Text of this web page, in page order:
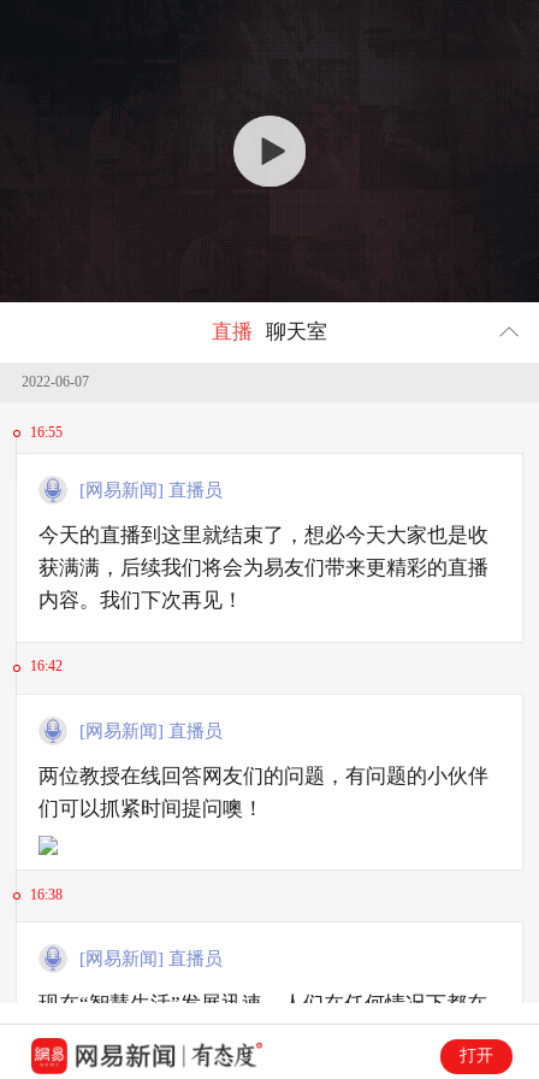
直播 聊天室
2022-06-07
16:55
[网易新闻] 直播员
今天的直播到这里就结束了，想必今天大家也是收
获满满，后续我们将会为易友们带来更精彩的直播
内容。我们下次再见！
16:42
[网易新闻] 直播员
两位教授在线回答网友们的问题，有问题的小伙伴
们可以抓紧时间提问噢！
16:38
[网易新闻] 直播员
现在“智慧生活”发展迅速，人们在任何情况下都在
使用电子产品。长时间用眼大大增加，白内障、老
花眼、高度近视等眼疾病也随着年龄增加愈发凸
打开